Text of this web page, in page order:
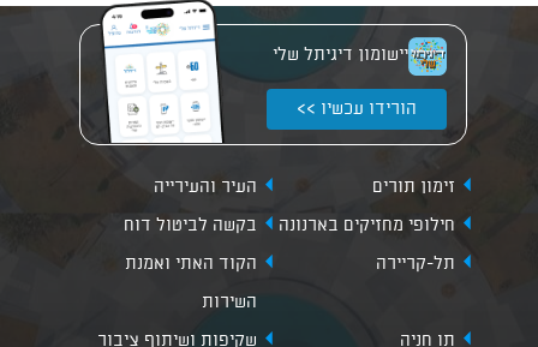
יישומון דיגיתל שלי
הורידו עכשיו >>
זימון תורים
העיר והעירייה
חילופי מחזיקים בארנונה
בקשה לביטול דוח
תל-קריירה
הקוד האתי ואמנת
השירות
תו חניה
שקיפות ושיתוף ציבור